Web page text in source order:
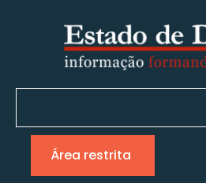
Área restrita